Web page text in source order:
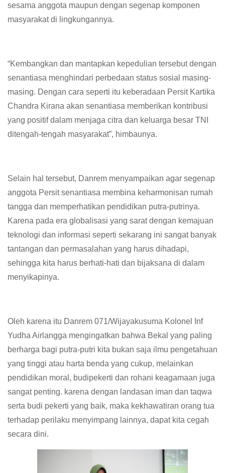
sesama anggota maupun dengan segenap komponen
masyarakat di lingkungannya.
“Kembangkan dan mantapkan kepedulian tersebut dengan
senantiasa menghindari perbedaan status sosial masing-
masing. Dengan cara seperti itu keberadaan Persit Kartika
Chandra Kirana akan senantiasa memberikan kontribusi
yang positif dalam menjaga citra dan keluarga besar TNI
ditengah-tengah masyarakat”, himbaunya.
Selain hal tersebut, Danrem menyampaikan agar segenap
anggota Persit senantiasa membina keharmonisan rumah
tangga dan memperhatikan pendidikan putra-putrinya.
Karena pada era globalisasi yang sarat dengan kemajuan
teknologi dan informasi seperti sekarang ini sangat banyak
tantangan dan permasalahan yang harus dihadapi,
sehingga kita harus berhati-hati dan bijaksana di dalam
menyikapinya.
Oleh karena itu Danrem 071/Wijayakusuma Kolonel Inf
Yudha Airlangga mengingatkan bahwa Bekal yang paling
berharga bagi putra-putri kita bukan saja ilmu pengetahuan
yang tinggi atau harta benda yang cukup, melainkan
pendidikan moral, budipekerti dan rohani keagamaan juga
sangat penting. karena dengan landasan iman dan taqwa
serta budi pekerti yang baik, maka kekhawatiran orang tua
terhadap perilaku menyimpang lainnya, dapat kita cegah
secara dini.